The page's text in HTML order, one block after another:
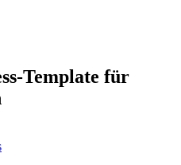
Template für